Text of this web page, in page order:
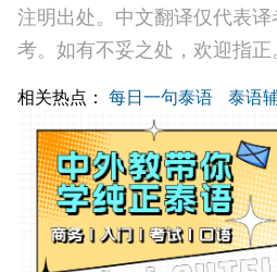
注明出处。中文翻译仅代表
考。如有不妥之处，欢迎指正。
相关热点： 每日一句泰语 泰语